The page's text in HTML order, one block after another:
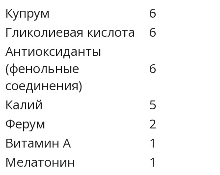
Купрум
6
Гликолиевая кислота
6
Антиоксиданты
(фенольные
соединения)
6
Калий
5
Ферум
2
Витамин А
1
Мелатонин
1